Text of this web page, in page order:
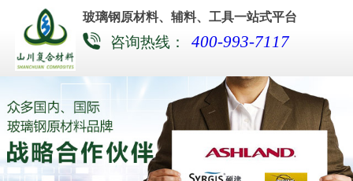
玻璃钢原材料、辅料、工具一站式平台
咨询热线： 400-993-7117